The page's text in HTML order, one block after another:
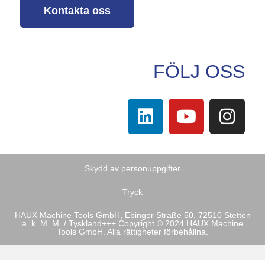
Kontakta oss
FÖLJ OSS
Skydd av personuppgifter
Tryck
HAUX Machine Tools GmbH, Ebinger Straße 50, 72510 Stetten
a. k. M. M. / Tyskland+++ Copyright © 2024 HAUX Machine
Tools GmbH. Alla rättigheter förbehållna.